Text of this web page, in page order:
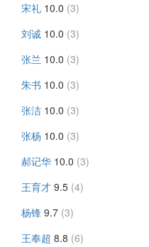
宋礼 10.0 (3)
刘诚 10.0 (3)
张兰 10.0 (3)
朱书 10.0 (3)
张洁 10.0 (3)
张杨 10.0 (3)
郝记华 10.0 (3)
王育才 9.5 (4)
杨锋 9.7 (3)
王奉超 8.8 (6)